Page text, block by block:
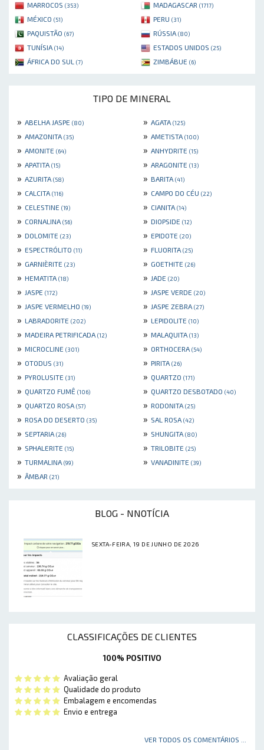
MARROCOS (353) MADAGASCAR (1717)
MÉXICO (51) PERU (31)
PAQUISTÃO (67) RÚSSIA (80)
TUNÍSIA (14) ESTADOS UNIDOS (25)
ÁFRICA DO SUL (7) ZIMBÁBUE (6)
TIPO DE MINERAL
» ABELHA JASPE (80) » AGATA (125)
» AMAZONITA (35) » AMETISTA (100)
» AMONITE (64) » ANHYDRITE (15)
» APATITA (15) » ARAGONITE (13)
» AZURITA (58) » BARITA (41)
» CALCITA (116) » CAMPO DO CÉU (22)
» CELESTINE (19) » CIANITA (14)
» CORNALINA (56) » DIOPSIDE (12)
» DOLOMITE (23) » EPIDOTE (20)
» ESPECTRÓLITO (11) » FLUORITA (25)
» GARNIÈRITE (23) » GOETHITE (26)
» HEMATITA (18) » JADE (20)
» JASPE (172) » JASPE VERDE (20)
» JASPE VERMELHO (19) » JASPE ZEBRA (27)
» LABRADORITE (202) » LEPIDOLITE (10)
» MADEIRA PETRIFICADA (12) » MALAQUITA (13)
» MICROCLINE (301) » ORTHOCERA (54)
» OTODUS (31) » PIRITA (26)
» PYROLUSITE (31) » QUARTZO (171)
» QUARTZO FUMÊ (106) » QUARTZO DESBOTADO (40)
» QUARTZO ROSA (57) » RODONITA (25)
» ROSA DO DESERTO (35) » SAL ROSA (42)
» SEPTARIA (26) » SHUNGITA (80)
» SPHALERITE (15) » TRILOBITE (25)
» TURMALINA (99) » VANADINITE (39)
» ÂMBAR (21)
BLOG - NNOTÍCIA
SEXTA-FEIRA, 19 DE JUNHO DE 2026
CLASSIFICAÇÕES DE CLIENTES
100% POSITIVO
Avaliação geral
Qualidade do produto
Embalagem e encomendas
Envio e entrega
VER TODOS OS COMENTÁRIOS ...